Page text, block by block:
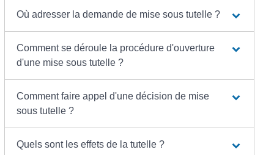
Où adresser la demande de mise sous tutelle ?
Comment se déroule la procédure d'ouverture
d'une mise sous tutelle ?
Comment faire appel d'une décision de mise
sous tutelle ?
Quels sont les effets de la tutelle ?